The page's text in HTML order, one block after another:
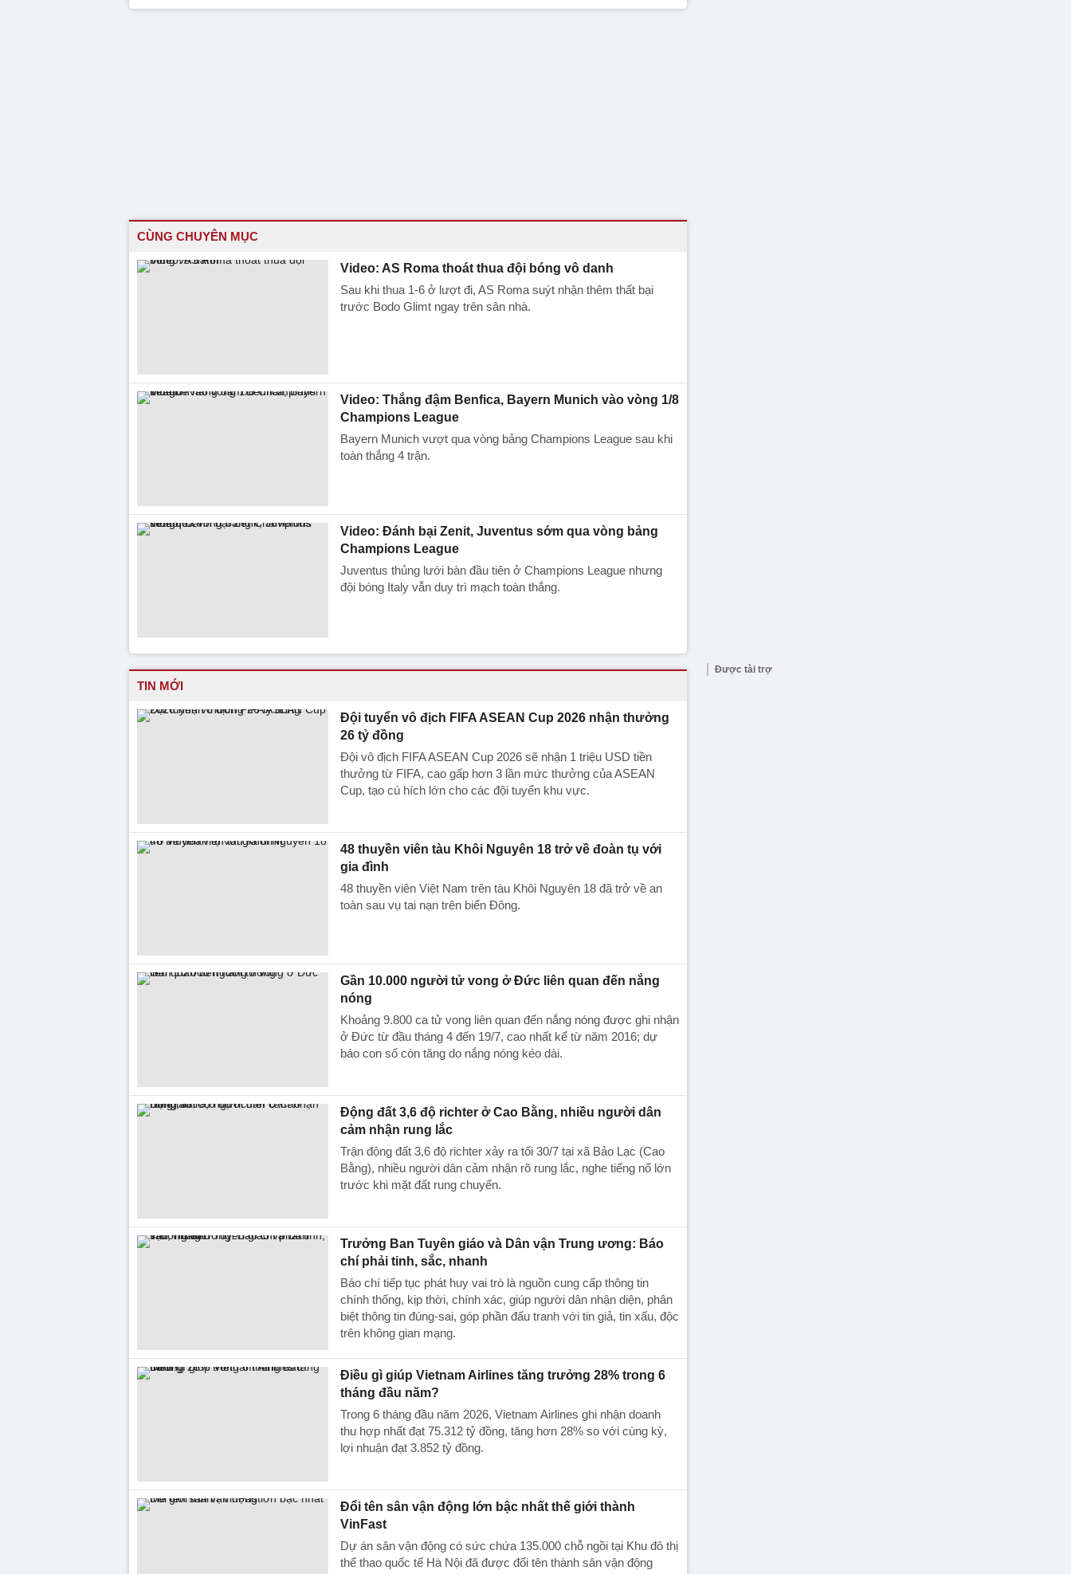
CÙNG CHUYÊN MỤC
Video: AS Roma thoát thua đội bóng vô danh
Sau khi thua 1-6 ở lượt đi, AS Roma suýt nhận thêm thất bại
trước Bodo Glimt ngay trên sân nhà.
Video: Thắng đậm Benfica, Bayern Munich vào vòng 1/8
Champions League
Bayern Munich vượt qua vòng bảng Champions League sau khi
toàn thắng 4 trận.
Video: Đánh bại Zenit, Juventus sớm qua vòng bảng
Champions League
Juventus thủng lưới bàn đầu tiên ở Champions League nhưng
đội bóng Italy vẫn duy trì mạch toàn thắng.
TIN MỚI
Đội tuyển vô địch FIFA ASEAN Cup 2026 nhận thưởng
26 tỷ đồng
Đội vô địch FIFA ASEAN Cup 2026 sẽ nhận 1 triệu USD tiền
thưởng từ FIFA, cao gấp hơn 3 lần mức thưởng của ASEAN
Cup, tạo cú hích lớn cho các đội tuyển khu vực.
48 thuyền viên tàu Khôi Nguyên 18 trở về đoàn tụ với
gia đình
48 thuyền viên Việt Nam trên tàu Khôi Nguyên 18 đã trở về an
toàn sau vụ tai nạn trên biển Đông.
Gần 10.000 người tử vong ở Đức liên quan đến nắng
nóng
Khoảng 9.800 ca tử vong liên quan đến nắng nóng được ghi nhận
ở Đức từ đầu tháng 4 đến 19/7, cao nhất kể từ năm 2016; dự
báo con số còn tăng do nắng nóng kéo dài.
Động đất 3,6 độ richter ở Cao Bằng, nhiều người dân
cảm nhận rung lắc
Trận động đất 3,6 độ richter xảy ra tối 30/7 tại xã Bảo Lạc (Cao
Bằng), nhiều người dân cảm nhận rõ rung lắc, nghe tiếng nổ lớn
trước khi mặt đất rung chuyển.
Trưởng Ban Tuyên giáo và Dân vận Trung ương: Báo
chí phải tinh, sắc, nhanh
Báo chí tiếp tục phát huy vai trò là nguồn cung cấp thông tin
chính thống, kịp thời, chính xác, giúp người dân nhận diện, phân
biệt thông tin đúng-sai, góp phần đấu tranh với tin giả, tin xấu, độc
trên không gian mạng.
Điều gì giúp Vietnam Airlines tăng trưởng 28% trong 6
tháng đầu năm?
Trong 6 tháng đầu năm 2026, Vietnam Airlines ghi nhận doanh
thu hợp nhất đạt 75.312 tỷ đồng, tăng hơn 28% so với cùng kỳ,
lợi nhuận đạt 3.852 tỷ đồng.
Đổi tên sân vận động lớn bậc nhất thế giới thành
VinFast
Dự án sân vận động có sức chứa 135.000 chỗ ngồi tại Khu đô thị
thể thao quốc tế Hà Nội đã được đổi tên thành sân vận động
Được tài trợ